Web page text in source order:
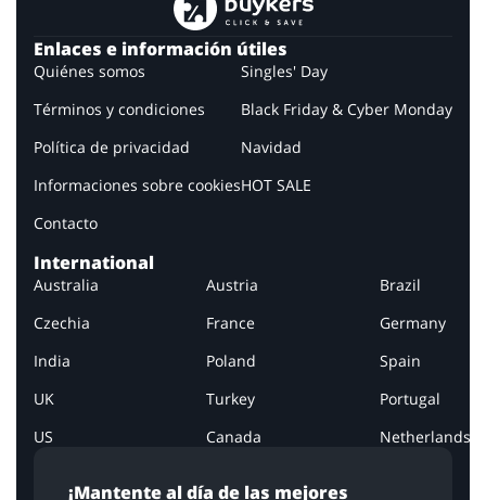
¡Mantente al día de las mejores
Enlaces e información útiles
Quiénes somos
Términos y condiciones
Política de privacidad
Informaciones sobre cookies
Contacto
Singles' Day
Black Friday & Cyber Monday
Navidad
HOT SALE
International
Australia Austria
Brazil
Czechia
France
Germany
India
Poland
Spain
UK
Turkey
Portugal
US
Canada Netherlands